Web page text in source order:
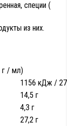
специи (
из них.
мл)
1156 кДж /
14,5 г
4,3 г
27,2 г